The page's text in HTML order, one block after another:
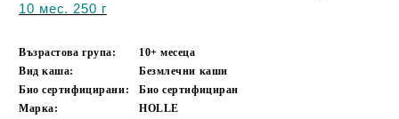
10 мес. 250 г
Възрастова група:
10+ месеца
Вид каша:
Безмлечни каши
Био сертифицирани:
Био сертифициран
Марка:
HOLLE